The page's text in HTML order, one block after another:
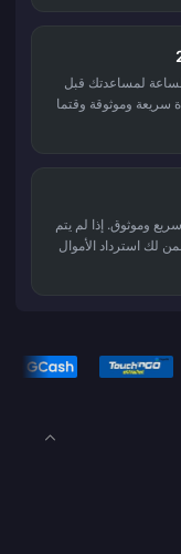
لمساعدتك قبل
سريعة وموثوقة وقتما
وموثوق. إذا لم يتم
لك استرداد الأموال